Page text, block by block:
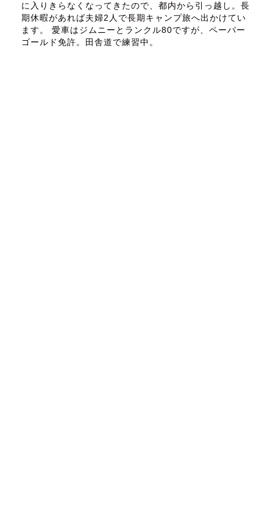
に入りきらなくなってきたので、都内から引っ越し。長
期休暇があれば夫婦2人で長期キャンプ旅へ出かけてい
ます。 愛車はジムニーとランクル80ですが、ペーパー
ゴールド免許。田舎道で練習中。